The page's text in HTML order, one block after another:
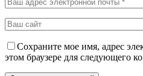
Сохраните мое имя, адрес
этом браузере для следующего